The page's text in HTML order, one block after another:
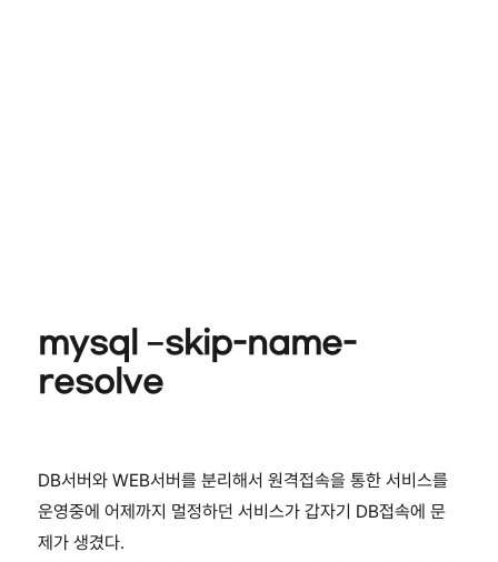
mysql –skip-name-
resolve
DB서버와 WEB서버를 분리해서 원격접속을 통한 서비스를
운영중에 어제까지 멀정하던 서비스가 갑자기 DB접속에 문
제가 생겼다.